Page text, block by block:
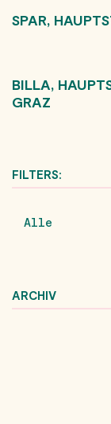
SPAR,
BILLA,
RAZ
FILTERS:
Alle
ARCHIV